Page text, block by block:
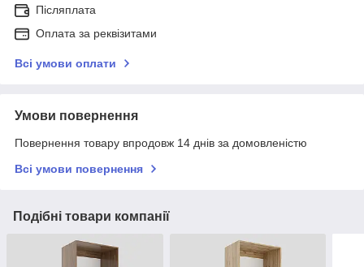
Післяплата
Оплата за реквізитами
Всі умови оплати
Умови повернення
Повернення товару впродовж 14 днів за домовленістю
Всі умови повернення
Подібні товари компанії